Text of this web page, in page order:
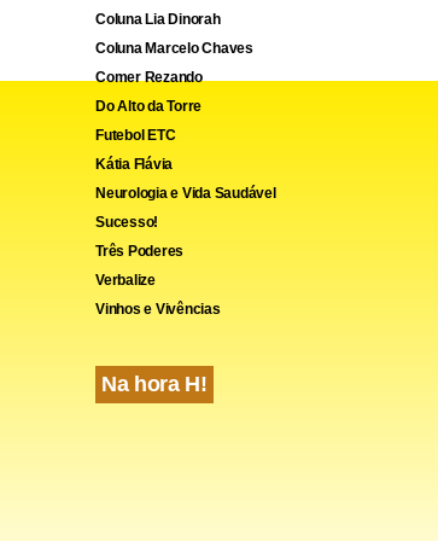
Coluna Lia Dinorah
Coluna Marcelo Chaves
Comer Rezando
Do Alto da Torre
Futebol ETC
Kátia Flávia
Neurologia e Vida Saudável
Sucesso!
Três Poderes
Verbalize
Vinhos e Vivências
Na hora H!